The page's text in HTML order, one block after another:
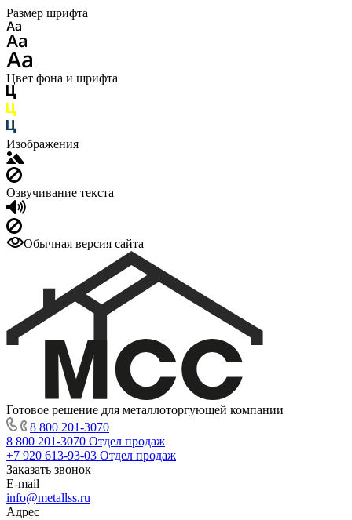
Размер шрифта
Цвет фона и шрифта
Изображения
Озвучивание текста
Обычная версия сайта
Готовое решение для металлоторгующей компании
8 800 201-3070
8 800 201-3070 Отдел продаж
+7 920 613-93-03 Отдел продаж
Заказать звонок
E-mail
info@metallss.ru
Адрес